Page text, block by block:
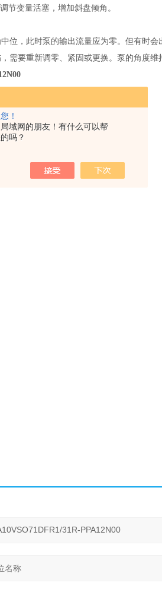
！
域网的朋友！有什么可以帮
吗？
节变量活塞，增加斜盘倾角。
位，此时泵的输出流量应为零。但有时
需要重新调零、紧固或更换。泵的角度